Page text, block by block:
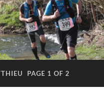
PAGE 1 OF 2